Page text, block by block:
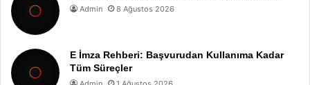
Admin 8 Ağustos 2026
E İmza Rehberi: Başvurudan Kullanıma Kadar
Tüm Süreçler